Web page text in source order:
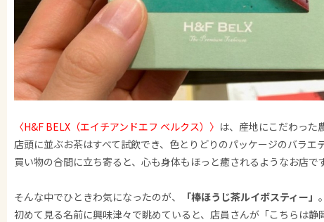
〈H&F BELX（エイチアンドエフ ベルクス）〉 は、産地にこだわった
店頭に並ぶお茶はすべて試飲でき、色とりどりのパッケージのバラエ
買い物の合間に立ち寄ると、心も身体もほっと癒されるようなお店
そんな中でひときわ気になったのが、 「棒ほうじ茶ルイボスティー」 。
初めて見る名前に興味津々で眺めていると、店員さんが「こちらは